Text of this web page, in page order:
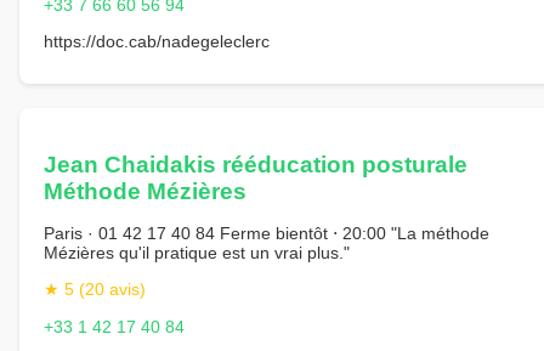
+33 7 66 60 56 94
https://doc.cab/nadegeleclerc
Jean Chaidakis rééducation posturale
Méthode Mézières
Paris · 01 42 17 40 84 Ferme bientôt ⋅ 20:00 "La méthode
Mézières qu'il pratique est un vrai plus."
★ 5 (20 avis)
+33 1 42 17 40 84